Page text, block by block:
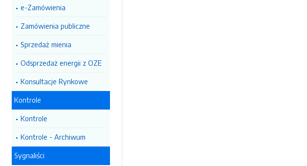
e-Zamówienia
Zamówienia publiczne
Sprzedaż mienia
Odsprzedaż energii z OZE
Konsultacje Rynkowe
Kontrole
Kontrole
Kontrole - Archiwum
Sygnaliści